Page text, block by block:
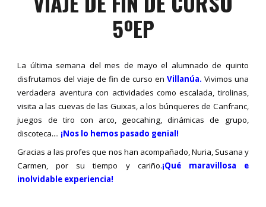
5ºEP
La última semana del mes de mayo el alumnado de quinto
disfrutamos del viaje de fin de curso en Villanúa. Vivimos una
verdadera aventura con actividades como escalada, tirolinas,
visita a las cuevas de las Guixas, a los búnqueres de Canfranc,
juegos de tiro con arco, geocahing, dinámicas de grupo,
discoteca.... ¡Nos lo hemos pasado genial!
Gracias a las profes que nos han acompañado, Nuria, Susana y
Carmen, por su tiempo y cariño.¡Qué maravillosa e
inolvidable experiencia!